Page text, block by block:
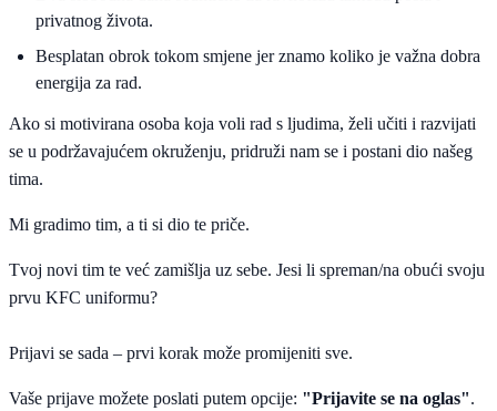
privatnog života.
Besplatan obrok tokom smjene jer znamo koliko je važna dobra
energija za rad.
Ako si motivirana osoba koja voli rad s ljudima, želi učiti i razvijati
se u podržavajućem okruženju, pridruži nam se i postani dio našeg
tima.
Mi gradimo tim, a ti si dio te priče.
Tvoj novi tim te već zamišlja uz sebe. Jesi li spreman/na obući svoju
prvu KFC uniformu?
Prijavi se sada – prvi korak može promijeniti sve.
Vaše prijave možete poslati putem opcije: "Prijavite se na oglas".